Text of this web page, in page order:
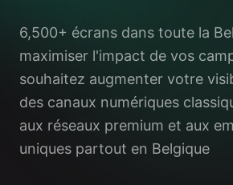
6,500+ écrans dans toute la
maximiser l'impact de vos
souhaitez augmenter votre
des canaux numériques
aux réseaux premium et aux
uniques partout en Belgique